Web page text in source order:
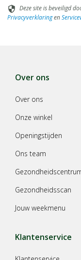
security Deze site is beveiligd
Privacyverklaringen
Over ons
Over ons
Onze winkel
Openingstijden
Ons team
Gezondheidsscan
Jouw weekmenu
Klantenservice